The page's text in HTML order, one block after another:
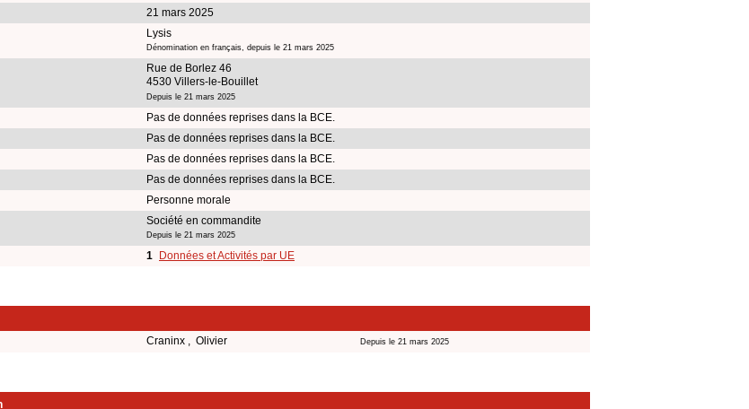
21 mars 2025
Lysis
Dénomination en français, depuis le 21 mars 2025
Rue de Borlez 46
4530 Villers-le-Bouillet
Depuis le 21 mars 2025
Pas de données reprises dans la BCE.
Pas de données reprises dans la BCE.
Pas de données reprises dans la BCE.
Pas de données reprises dans la BCE.
Personne morale
Société en commandite
Depuis le 21 mars 2025
1 Données et Activités par UE
Craninx , Olivier Depuis le 21 mars 2025